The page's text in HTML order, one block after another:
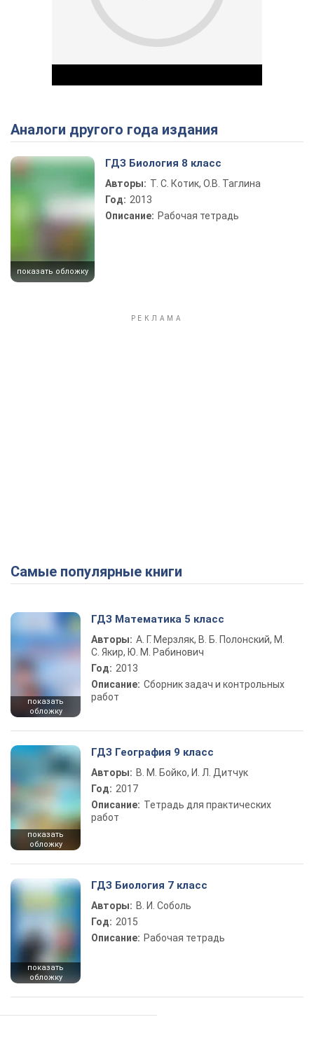
Play Video
Аналоги другого года издания
показать обложку
ГДЗ Биология 8 класс
Авторы: Т. С. Котик, О.В. Таглина
Год: 2013
Описание: Рабочая тетрадь
Самые популярные книги
показать
обложку
ГДЗ Математика 5 класс
Авторы: А. Г. Мерзляк, В. Б. Полонский, М.
С. Якир, Ю. М. Рабинович
Год: 2013
Описание: Сборник задач и контрольных
работ
показать
обложку
ГДЗ География 9 класс
Авторы: В. М. Бойко, И. Л. Дитчук
Год: 2017
Описание: Тетрадь для практических
работ
показать
обложку
ГДЗ Биология 7 класс
Авторы: В. И. Соболь
Год: 2015
Описание: Рабочая тетрадь